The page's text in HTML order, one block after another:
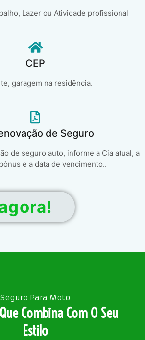
Lazer ou Atividade profissional
CEP
garagem na residência.
de Seguro
de seguro auto, informe a Cia atual, a
e a data de vencimento..
Seguro Para Moto
Combina Com O Seu
Estilo